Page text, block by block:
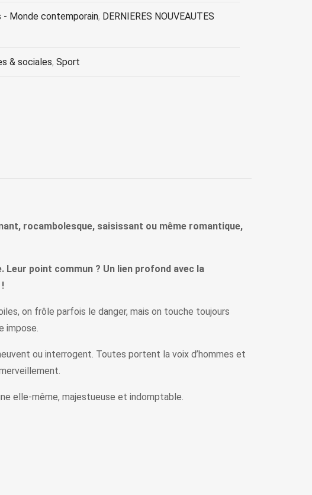
- Monde contemporain, DERNIERES NOUVEAUTES
& sociales, Sport
rocambolesque, saisissant ou même romantique,
point commun ? Un lien profond avec la
on frôle parfois le danger, mais on touche toujours
impose.
ou interrogent. Toutes portent la voix d’hommes et
elle-même, majestueuse et indomptable.